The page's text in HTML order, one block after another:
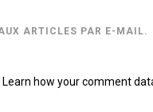
ARTICLES PAR E-MAIL.
Learn how your comment